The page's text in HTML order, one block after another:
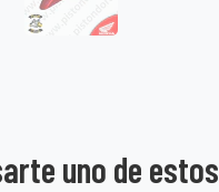
uno de estos